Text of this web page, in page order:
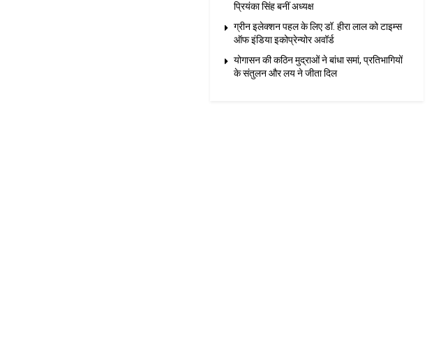
प्रियंका सिंह बनीं अध्यक्ष
ग्रीन इलेक्शन पहल के लिए डॉ. हीरा लाल को टाइम्स
ऑफ इंडिया इकोप्रेन्योर अवॉर्ड
योगासन की कठिन मुद्राओं ने बांधा समां, प्रतिभागियों
के संतुलन और लय ने जीता दिल